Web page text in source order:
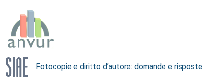
Fotocopie e diritto d’autore: domande e risposte